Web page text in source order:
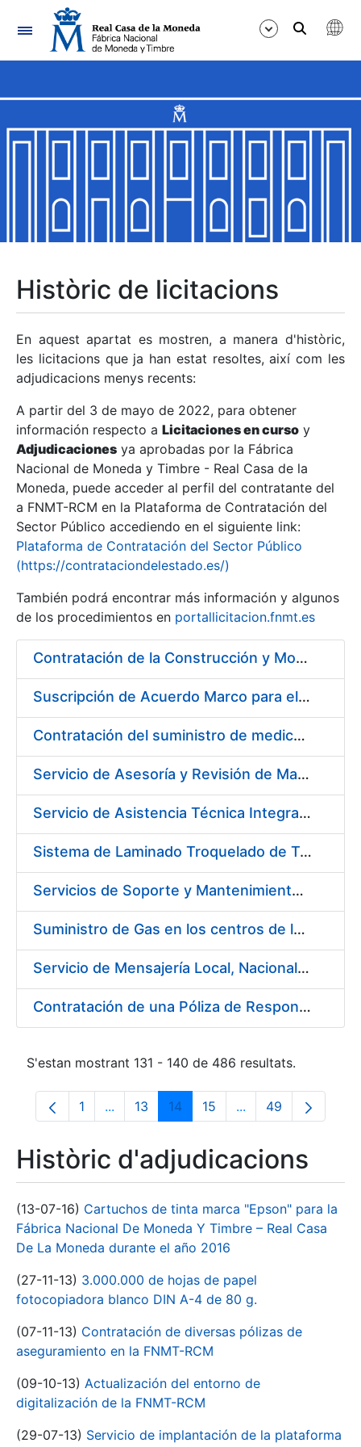
Navegació
Mostra/Amaga
Mostra/Amaga
Mostra/Amaga
Mostra/Amaga
Mostra/Amaga
Mostra/Amaga
Històric de licitacions
En aquest apartat es mostren, a manera d'històric,
les licitacions que ja han estat resoltes, així com les
adjudicacions menys recents:
A partir del 3 de mayo de 2022, para obtener
información respecto a Licitaciones en curso y
Adjudicaciones ya aprobadas por la Fábrica
Nacional de Moneda y Timbre - Real Casa de la
Moneda, puede acceder al perfil del contratante del
a FNMT-RCM en la Plataforma de Contratación del
Sector Público accediendo en el siguiente link:
Plataforma de Contratación del Sector Público
(https://contrataciondelestado.es/)
También podrá encontrar más información y algunos
de los procedimientos en portallicitacion.fnmt.es
Contratación de la Construcción y Montaje de un Espacio Demo Interactivo (EDI) en una sala del Museo de la Fábrica Nacional de Moneda y Timbre-Real Casa de la Moneda en Madrid
Suscripción de Acuerdo Marco para el Servicio de Visitas a Oficinas de Registro FNMT-RCM
Contratación del suministro de medicamentos, vacunas y demás especialidades farmacéuticas de la FNMT-RCM
Servicio de Asesoría y Revisión de Maquinaria en FNMT-RCM
Servicio de Asistencia Técnica Integral de Impresora HP Indigo Serie III HP 7900
Sistema de Laminado Troquelado de Tarjetas ISO 7810
Servicios de Soporte y Mantenimiento de Licencias de Software de la FNMT-RCM (3 Lotes)
Suministro de Gas en los centros de la FNMT-RCM de Madrid y Burgos durante el año 2019
Servicio de Mensajería Local, Nacional e Internacional para la FNMT-RCM
Contratación de una Póliza de Responsabilidad Civil General para el año 2019
S'estan mostrant 131 - 140 de 486 resultats.
Pàgina
1 ...Pàgines intermèdies Utilitzeu TAB per
Pàgina
13 Pàgina
14 Pàgina
15 ...PàginesPàgina
49
Històric d'adjudicacions
(13-07-16) Cartuchos de tinta marca "Epson" para la
Fábrica Nacional De Moneda Y Timbre – Real Casa
De La Moneda durante el año 2016
(27-11-13) 3.000.000 de hojas de papel
fotocopiadora blanco DIN A-4 de 80 g.
(07-11-13) Contratación de diversas pólizas de
aseguramiento en la FNMT-RCM
(09-10-13) Actualización del entorno de
digitalización de la FNMT-RCM
(29-07-13) Servicio de implantación de la plataforma